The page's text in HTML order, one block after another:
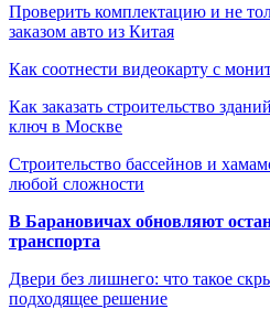
Проверить комплектацию и не
заказом авто из Китая
Как соотнести видеокарту с
Как заказать строительство
ключ в Москве
Строительство бассейнов и
любой сложности
В Барановичах обновляют
транспорта
Двери без лишнего: что такое
подходящее решение